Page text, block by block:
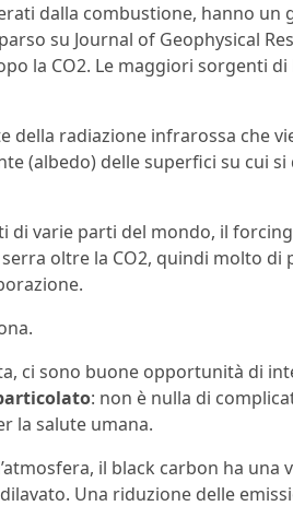
dalla combustione, hanno un
su Journal of Geophysical
la CO2. Le maggiori sorgenti di
della radiazione infrarossa che
(albedo) delle superfici su cui si
di varie parti del mondo, il
oltre la CO2, quindi molto di
ci sono buone opportunità di
: non è nulla di
la salute umana.
il black carbon ha una
Una riduzione delle